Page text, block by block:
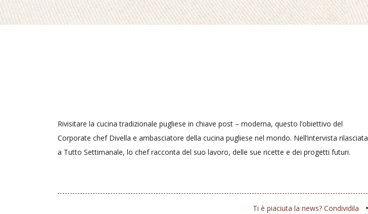
Rivisitare la cucina tradizionale pugliese in chiave post – moderna, questo l’obiettivo del
Corporate chef Divella e ambasciatore della cucina pugliese nel mondo. Nell’intervista rilasciata
a Tutto Settimanale, lo chef racconta del suo lavoro, delle sue ricette e dei progetti futuri.
Ti è piaciuta la news? Condividila